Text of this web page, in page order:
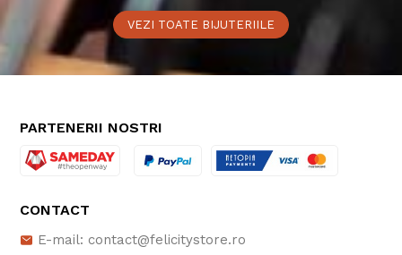
VEZI TOATE BIJUTERIILE
PARTENERII NOSTRI
CONTACT
E-mail: contact@felicitystore.ro